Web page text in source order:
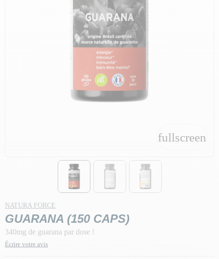
fullscreen
fullscreen
NATURA FORCE
GUARANA (150 CAPS)
340mg de guarana par dose !
Écrire votre avis